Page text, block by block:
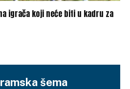
igrača koji neće biti u kadru za
šema